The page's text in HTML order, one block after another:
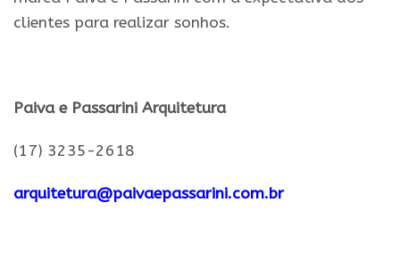
clientes para realizar sonhos.
Paiva e Passarini Arquitetura
(17) 3235-2618
arquitetura@paivaepassarini.com.br